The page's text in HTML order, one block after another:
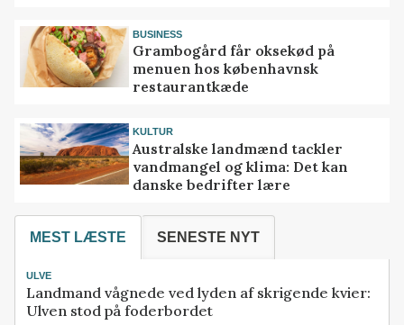
BUSINESS
Grambogård får oksekød på
menuen hos københavnsk
restaurantkæde
KULTUR
Australske landmænd tackler
vandmangel og klima: Det kan
danske bedrifter lære
MEST LÆSTE SENESTE NYT
ULVE
Landmand vågnede ved lyden af skrigende kvier:
Ulven stod på foderbordet